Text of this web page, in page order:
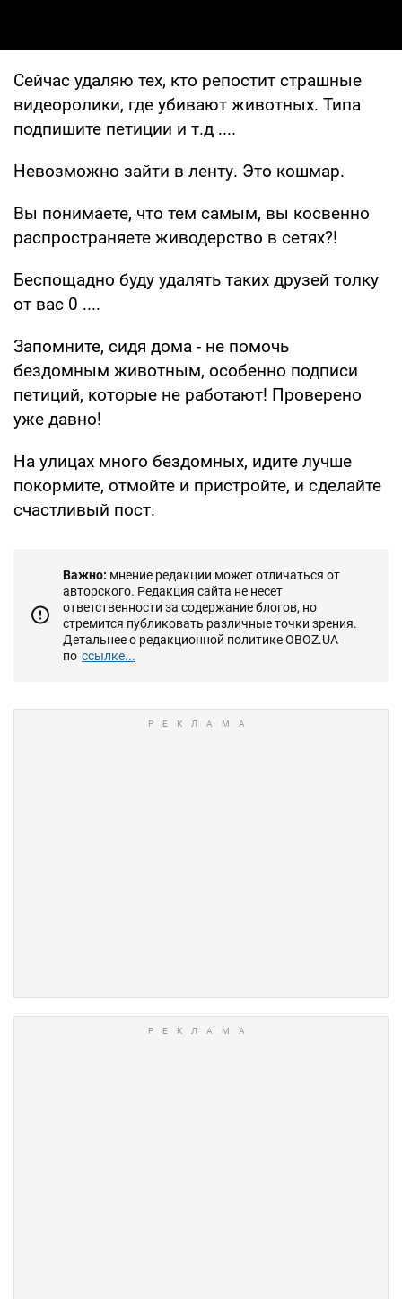
Сейчас удаляю тех, кто репостит страшные
видеоролики, где убивают животных. Типа
подпишите петиции и т.д ....
Невозможно зайти в ленту. Это кошмар.
Вы понимаете, что тем самым, вы косвенно
распространяете живодерство в сетях?!
Беспощадно буду удалять таких друзей толку
от вас 0 ....
Запомните, сидя дома - не помочь
бездомным животным, особенно подписи
петиций, которые не работают! Проверено
уже давно!
На улицах много бездомных, идите лучше
покормите, отмойте и пристройте, и сделайте
счастливый пост.
Важно: мнение редакции может отличаться от
авторского. Редакция сайта не несет
ответственности за содержание блогов, но
стремится публиковать различные точки зрения.
Детальнее о редакционной политике OBOZ.UA
по ссылке...